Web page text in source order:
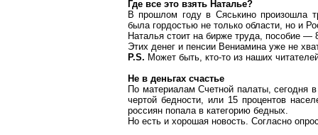
Где все это взять Наталье?
В прошлом году в Сяськинопроизошла
была гордостью не только области, но и
Наталья стоит на бирже труда, пособие —
Этих денег и пенсии Вениамина уже не
P.S. Может быть, кто-то из наших
Не в деньгах счастье
По материалам Счетной палаты, сегодня
чертой бедности, или 15 процентов
россиян попала в категорию бедных.
Но есть и хорошая новость. Согласно